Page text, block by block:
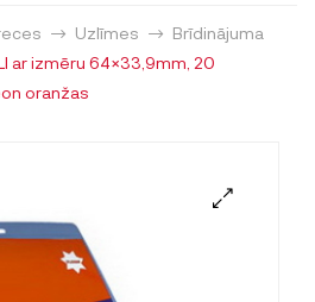
Uzlīmes
Brīdinājuma
ar izmēru 64×33,9mm, 20
oranžas